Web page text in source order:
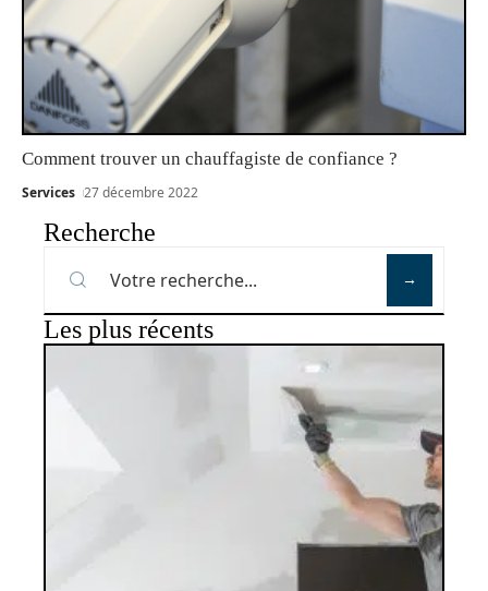
Comment trouver un chauffagiste de confiance ?
Services 27 décembre 2022
Recherche
Les plus récents